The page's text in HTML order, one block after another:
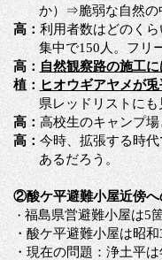
か） ⇒脆弱な自然の
高：利用者数はどのくら
集中で150人。フリ
高： 自然観察路の施工
植：
ヒオウギアヤメが
県レッドリストに
高：高校生のキャンプ
高：今時、拡張する時
あるだろう。
②酸ケ平避難小屋近傍へ
・福島県営避難小屋は5
・酸ケ平避難小屋は昭和
・現在の問題：浄土平は